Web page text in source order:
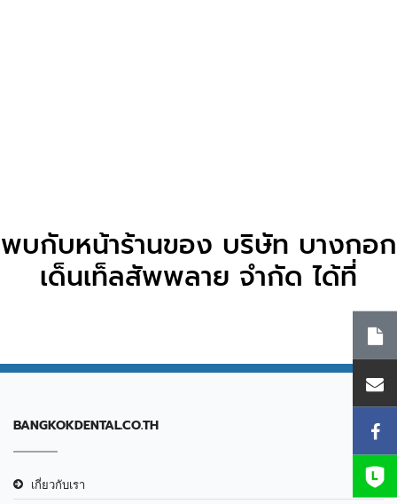
พบกับหน้าร้านของ บริษัท บางกอก
เด็นเท็ลสัพพลาย จำกัด ได้ที่
BANGKOKDENTAL.CO.TH
เกี่ยวกับเรา